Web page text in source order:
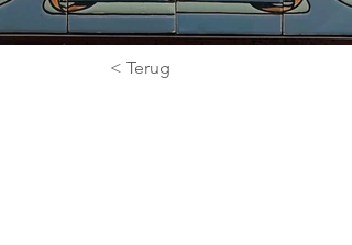
< Terug